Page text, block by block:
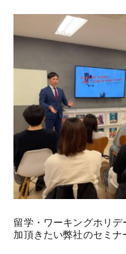
留学・ワーキングホリ
加頂きたい弊社のセミナ